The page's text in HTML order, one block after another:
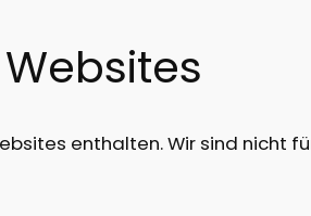
enthalten. Wir sind